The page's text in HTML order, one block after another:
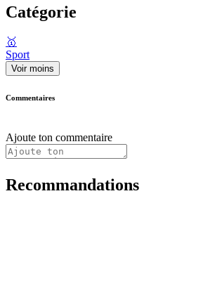
Catégorie
🥇
Sport
Voir moins
Commentaires
Ajoute ton commentaire
Recommandations